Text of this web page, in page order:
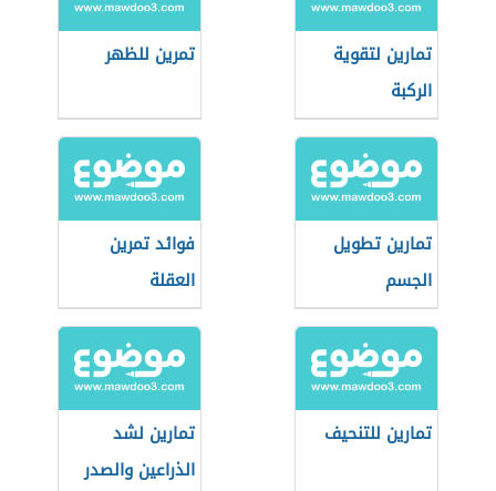
تمارين لتقوية
الركبة
تمرين للظهر
تمارين تطويل
الجسم
فوائد تمرين
العقلة
تمارين للتنحيف
تمارين لشد
الذراعين والصدر